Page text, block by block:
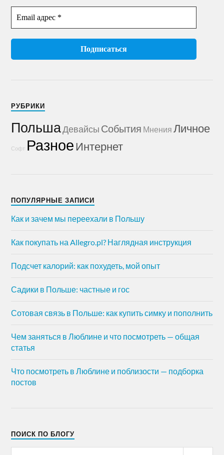
РУБРИКИ
ПольшаДевайсы События Мнения Личное
Софт РазноеИнтернет
ПОПУЛЯРНЫЕ ЗАПИСИ
Как и зачем мы переехали в Польшу
Как покупать на Allegro.pl? Наглядная инструкция
Подсчет калорий: как похудеть, мой опыт
Садики в Польше: частные и гос
Сотовая связь в Польше: как купить симку и пополнить
Чем заняться в Люблине и что посмотреть — общая
статья
Что посмотреть в Люблине и поблизости — подборка
постов
ПОИСК ПО БЛОГУ